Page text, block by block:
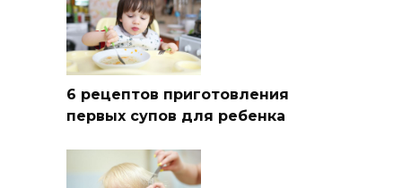
6 рецептов приготовления
первых супов для ребенка